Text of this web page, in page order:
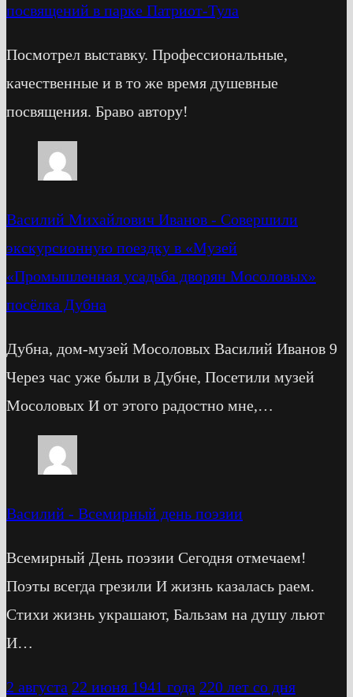
посвящений в парке Патриот-Тула
Посмотрел выставку. Профессиональные,
качественные и в то же время душевные
посвящения. Браво автору!
Василий Михайлович Иванов - Cовершили
экскурсионную поездку в «Музей
«Промышленная усадьба дворян Мосоловых»
посёлка Дубна
Дубна, дом-музей Мосоловых Василий Иванов 9
Через час уже были в Дубне, Посетили музей
Мосоловых И от этого радостно мне,…
Василий - Всемирный день поэзии
Всемирный День поэзии Сегодня отмечаем!
Поэты всегда грезили И жизнь казалась раем.
Стихи жизнь украшают, Бальзам на душу льют
И…
2 августа 22 июня 1941 года 220 лет со дня